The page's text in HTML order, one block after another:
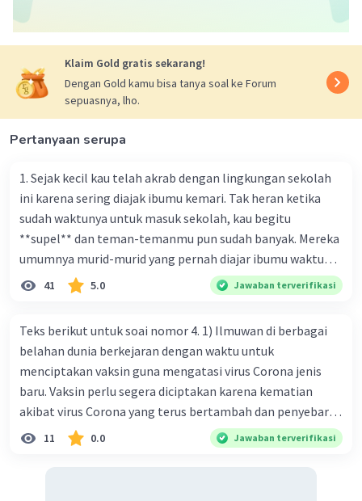
Klaim Gold gratis sekarang!
Dengan Gold kamu bisa tanya soal ke Forum
sepuasnya, lho.
Pertanyaan serupa
1. Sejak kecil kau telah akrab dengan lingkungan sekolah
ini karena sering diajak ibumu kemari. Tak heran ketika
sudah waktunya untuk masuk sekolah, kau begitu
**supel** dan teman-temanmu pun sudah banyak. Mereka
umumnya murid-murid yang pernah diajar ibumu waktu
kelas satu. Sedangkan aku? Aku waktu itu baru saja pindah
ke kota kecil ini. Makna kata bercetak tebal dalam kutipan
baik
41 5.0 Jawaban terverifikasi
Teks berikut untuk soai nomor 4. 1) Ilmuwan di berbagai
belahan dunia berkejaran dengan waktu untuk
menciptakan vaksin guna mengatasi virus Corona jenis
baru. Vaksin perlu segera diciptakan karena kematian
akibat virus Corona yang terus bertambah dan penyebaran
virus yang kian meluas. 2) Pada Jum'at (7-2-2020), Komisi
Kesehatan Nasional Cina mencatat jumlah kematian
11 0.0 Jawaban terverifikasi